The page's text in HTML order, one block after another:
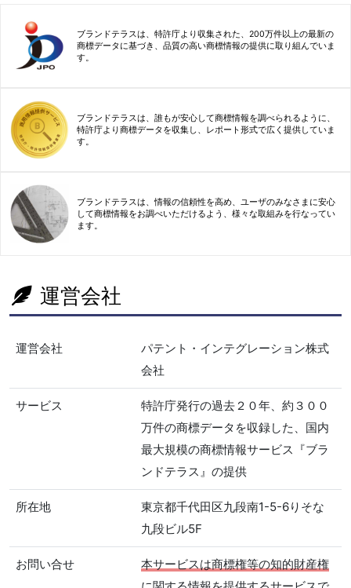
ブランドテラスは、特許庁より収集された、200万件以上の最新の
商標データに基づき、品質の高い商標情報の提供に取り組んでいま
す。
ブランドテラスは、誰もが安心して商標情報を調べられるように、
特許庁より商標データを収集し、レポート形式で広く提供していま
す。
ブランドテラスは、情報の信頼性を高め、ユーザのみなさまに安心
して商標情報をお調べいただけるよう、様々な取組みを行なってい
ます。
運営会社
運営会社
パテント・インテグレーション株式
会社
サービス
特許庁発行の過去２０年、約３００
万件の商標データを収録した、国内
最大規模の商標情報サービス『ブラ
ンドテラス』の提供
所在地
東京都千代田区九段南1-5-6りそな
九段ビル5F
お問い合せ
本サービスは商標権等の知的財産権